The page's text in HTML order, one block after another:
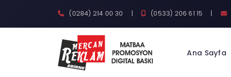
(0284) 214 00 30 | (0533) 206 61 15 |
Ana Sayfa